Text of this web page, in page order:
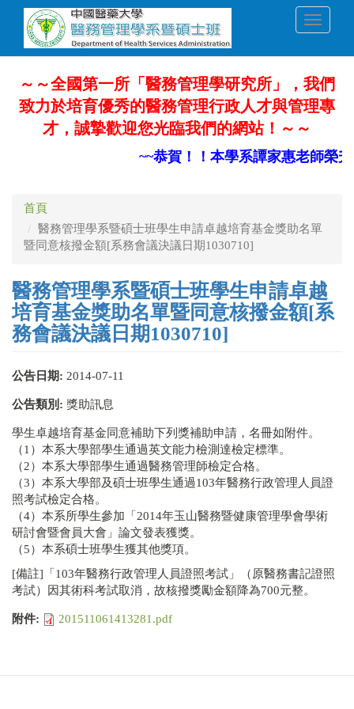
內
Toggle
～～全國第一所「醫務管理學研究所」，我們
致力於培育優秀的醫務管理行政人才與管理專
才，誠摯歡迎您光臨我們的網站！～～
~~恭賀！！本學系譚家惠老師榮升
首頁
醫務管理學系暨碩士班學生申請卓越培育基金獎助名單
暨同意核撥金額[系務會議決議日期1030710]
醫務管理學系暨碩士班學生申請卓越
培育基金獎助名單暨同意核撥金額[系
務會議決議日期1030710]
公告日期: 2014-07-11
公告類別: 獎助訊息
學生卓越培育基金同意補助下列獎補助申請，名冊如附件。
（1）本系大學部學生通過英文能力檢測達檢定標準。
（2）本系大學部學生通過醫務管理師檢定合格。
（3）本系大學部及碩士班學生通過103年醫務行政管理人員證
照考試檢定合格。
（4）本系所學生參加「2014年玉山醫務暨健康管理學會學術
研討會暨會員大會」論文發表獲獎。
（5）本系碩士班學生獲其他獎項。
[備註]「103年醫務行政管理人員證照考試」（原醫務書記證照
考試）因其術科考試取消，故核撥獎勵金額降為700元整。
附件: 201511061413281.pdf